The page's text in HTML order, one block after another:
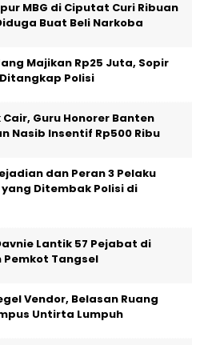
MBG di Ciputat Curi Ribuan
Buat Beli Narkoba
Majikan Rp25 Juta, Sopir
Polisi
Cair, Guru Honorer Banten
Nasib Insentif Rp500 Ribu
dan Peran 3 Pelaku
yang Ditembak Polisi di
Lantik 57 Pejabat di
Pemkot Tangsel
Vendor, Belasan Ruang
Untirta Lumpuh